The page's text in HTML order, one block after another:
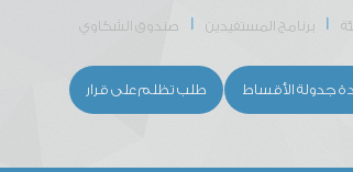
برنامج المستفيدين صندوق الشكاوي
جدولة الأقساط طلب تظلم على قرار